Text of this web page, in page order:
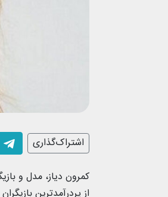
اشتراک‌گذاری
کمرون دیاز، مدل و